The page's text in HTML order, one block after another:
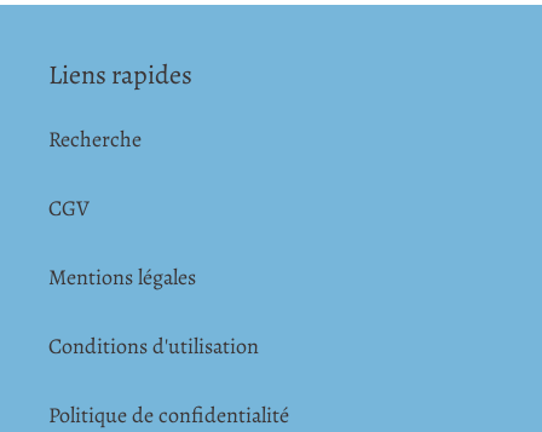
Liens rapides
Recherche
CGV
Mentions légales
Conditions d'utilisation
Politique de confidentialité